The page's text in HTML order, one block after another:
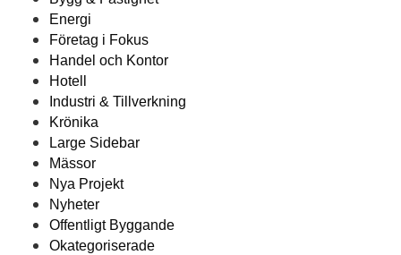
Energi
Företag i Fokus
Handel och Kontor
Hotell
Industri & Tillverkning
Krönika
Large Sidebar
Mässor
Nya Projekt
Nyheter
Offentligt Byggande
Okategoriserade